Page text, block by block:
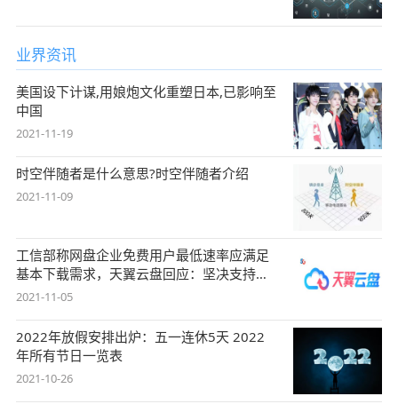
业界资讯
美国设下计谋,用娘炮文化重塑日本,已影响至
中国
2021-11-19
时空伴随者是什么意思?时空伴随者介绍
2021-11-09
工信部称网盘企业免费用户最低速率应满足
基本下载需求，天翼云盘回应：坚决支持，
始终
2021-11-05
2022年放假安排出炉：五一连休5天 2022
年所有节日一览表
2021-10-26